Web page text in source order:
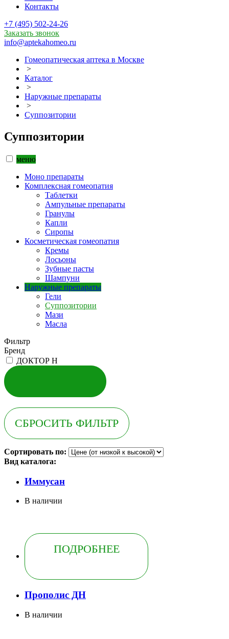
Контакты
+7 (495) 502-24-26
Заказать звонок
info@aptekahomeo.ru
Гомеопатическая аптека в Москве
>
Каталог
>
Наружные препараты
>
Суппозитории
Суппозитории
меню
Моно препараты
Комплексная гомеопатия
Таблетки
Ампульные препараты
Гранулы
Капли
Сиропы
Косметическая гомеопатия
Кремы
Лосьоны
Зубные пасты
Шампуни
Наружные препараты
Гели
Суппозитории
Мази
Масла
Фильтр
Бренд
ДОКТОР Н
Сортировать по:
Вид каталога:
Иммусан
В наличии
ПОДРОБНЕЕ
Прополис ДН
В наличии